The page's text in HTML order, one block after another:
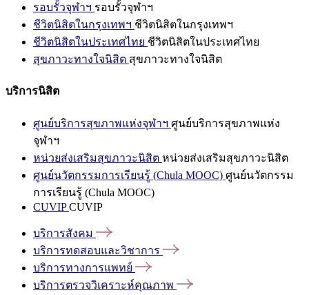
รอบรั้วจุฬาฯ รอบรั้วจุฬาฯ
ชีวิตนิสิตในกรุงเทพฯ ชีวิตนิสิตในกรุงเทพฯ
ชีวิตนิสิตในประเทศไทย ชีวิตนิสิตในประเทศไทย
สุขภาวะทางใจนิสิต สุขภาวะทางใจนิสิต
บริการนิสิต
ศูนย์บริการสุขภาพแห่งจุฬาฯ ศูนย์บริการสุขภาพแห่ง
จุฬาฯ
หน่วยส่งเสริมสุขภาวะนิสิต หน่วยส่งเสริมสุขภาวะนิสิต
ศูนย์นวัตกรรมการเรียนรู้ (Chula MOOC) ศูนย์นวัตกรรม
การเรียนรู้ (Chula MOOC)
CUVIPCUVIP
บริการสังคม
บริการทดสอบและวิชาการ
บริการทางการแพทย์
บริการตรวจวิเคราะห์คุณภาพ